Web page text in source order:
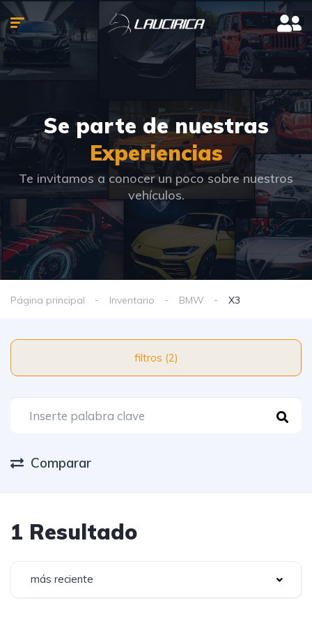
Se parte de nuestras
Experiencias
Te invitamos a conocer un poco sobre nuestros
vehículos.
Página principal Inventario BMW X3
filtros (2)
Comparar
1 Resultado
más reciente